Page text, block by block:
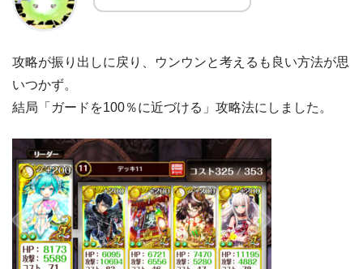
攻略が振り出しに戻り、ウンウンと考えるも良い方法が思
いつかず。
結局「ガードを100％に近づける」攻略法にしました。